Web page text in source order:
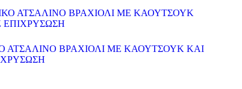
ΑΤΣΑΛΙΝΟ ΒΡΑΧΙΟΛΙ ΜΕ ΚΑΟΥΤΣΟΥΚ ΚΑΙ